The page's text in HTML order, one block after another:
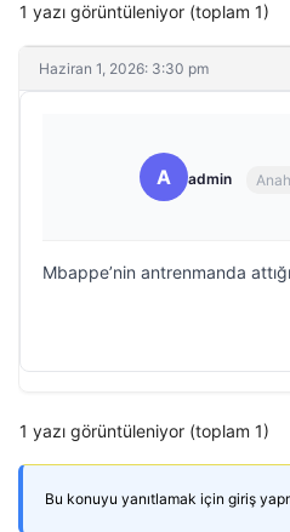
1 yazı görüntüleniyor (toplam 1)
Haziran 1, 2026: 3:30 pm
A admin
Mbappe’nin antrenmanda
1 yazı görüntüleniyor (toplam 1)
Bu konuyu yanıtlamak için giriş